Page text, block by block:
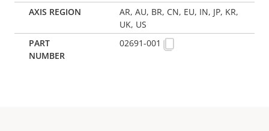
AR, AU, BR, CN, EU, IN, JP, KR,
UK, US
02691-001